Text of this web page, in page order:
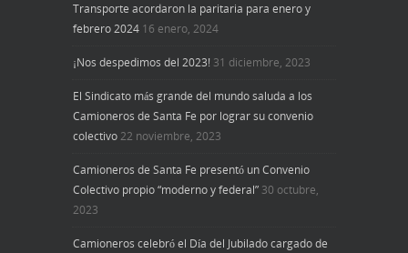
Transporte acordaron la paritaria para enero y
febrero 2024 16 enero, 2024
¡Nos despedimos del 2023! 31 diciembre, 2023
El Sindicato más grande del mundo saluda a los
Camioneros de Santa Fe por lograr su convenio
colectivo22 noviembre, 2023
Camioneros de Santa Fe presentó un Convenio
Colectivo propio “moderno y federal” 30 octubre,
2023
Camioneros celebró el Día del Jubilado cargado de